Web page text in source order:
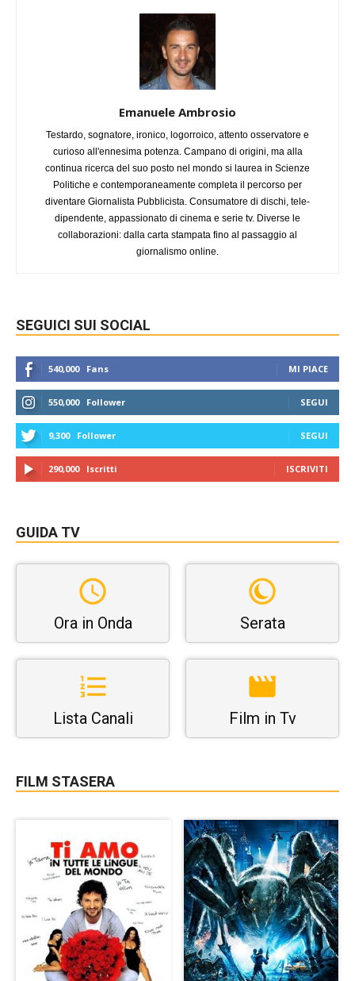
Emanuele Ambrosio
Testardo, sognatore, ironico, logorroico, attento osservatore e
curioso all'ennesima potenza. Campano di origini, ma alla
continua ricerca del suo posto nel mondo si laurea in Scienze
Politiche e contemporaneamente completa il percorso per
diventare Giornalista Pubblicista. Consumatore di dischi, tele-
dipendente, appassionato di cinema e serie tv. Diverse le
collaborazioni: dalla carta stampata fino al passaggio al
giornalismo online.
SEGUICI SUI SOCIAL
540,000 Fans MI PIACE
550,000 Follower SEGUI
9,300 Follower SEGUI
290,000 Iscritti ISCRIVITI
GUIDA TV
Ora in Onda Serata
Lista Canali Film in Tv
FILM STASERA